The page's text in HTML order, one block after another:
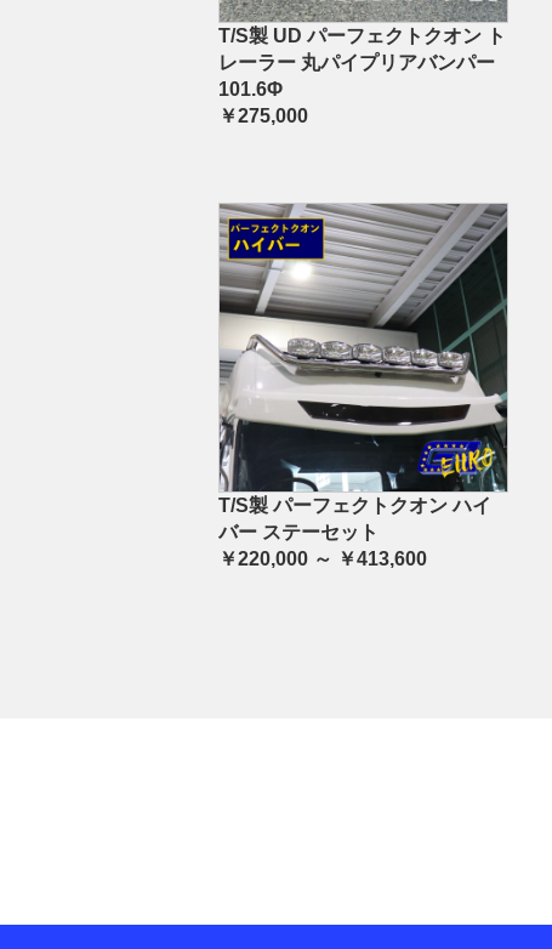
T/S製 UD パーフェクトクオン ト
レーラー 丸パイプリアバンパー
101.6Φ
￥275,000
T/S製 パーフェクトクオン ハイ
バー ステーセット
￥220,000 ～ ￥413,600